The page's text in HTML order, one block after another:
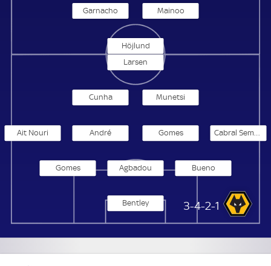
Garnacho Mainoo
Höjlund
Wolverhampton
3-4-2-1
Bentley
Bueno
Agbadou
Gomes
Gomes
André
Ait Nouri
Munetsi
Cunha
Larsen